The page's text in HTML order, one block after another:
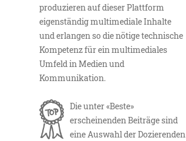
produzieren auf dieser Plattform
eigenständig multimediale Inhalte
und erlangen so die nötige technische
Kompetenz für ein multimediales
Umfeld in Medien und
Kommunikation.
Die unter «Beste»
erscheinenden Beiträge sind
eine Auswahl der Dozierenden